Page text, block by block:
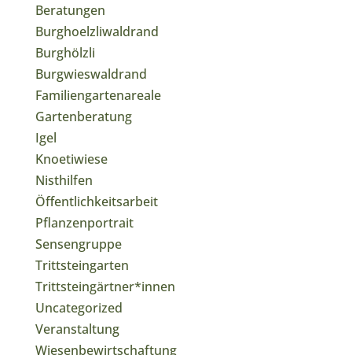
Beratungen
Burghoelzliwaldrand
Burghölzli
Burgwieswaldrand
Familiengartenareale
Gartenberatung
Igel
Knoetiwiese
Nisthilfen
Öffentlichkeitsarbeit
Pflanzenportrait
Sensengruppe
Trittsteingarten
Trittsteingärtner*innen
Uncategorized
Veranstaltung
Wiesenbewirtschaftung